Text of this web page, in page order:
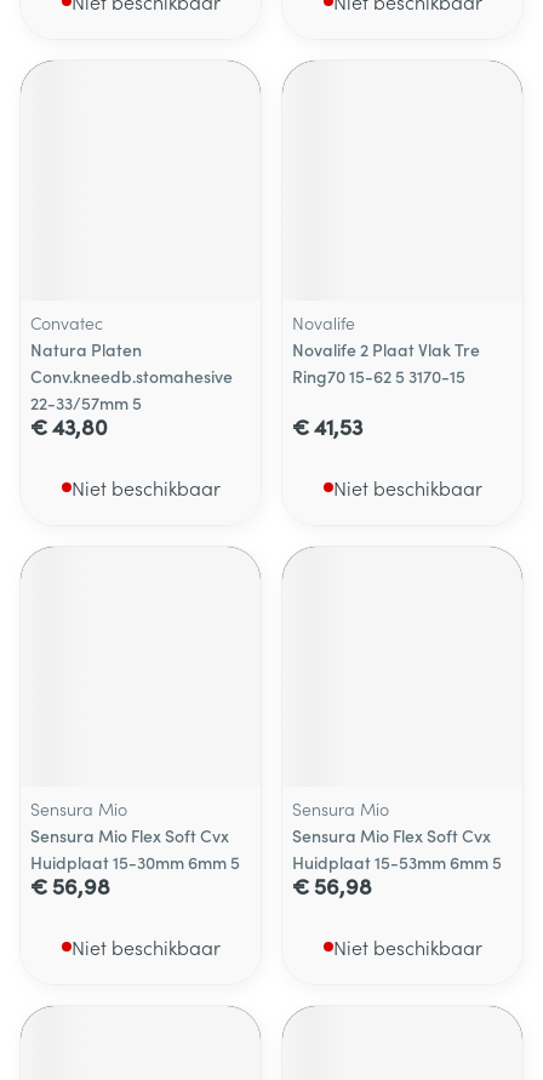
Convatec
Natura Platen
Conv.kneedb.stomahesive
22-33/57mm 5
€ 43,80
Niet beschikbaar
Novalife
Novalife 2 Plaat Vlak Tre
Ring70 15-62 5 3170-15
€ 41,53
Niet beschikbaar
Sensura Mio
Sensura Mio Flex Soft Cvx
Huidplaat 15-30mm 6mm 5
€ 56,98
Niet beschikbaar
Sensura Mio
Sensura Mio Flex Soft Cvx
Huidplaat 15-53mm 6mm 5
€ 56,98
Niet beschikbaar